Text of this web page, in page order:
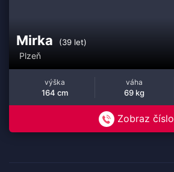
Mirka (39 let)
Plzeň
výška
164 cm
váha
69 kg
Zobraz číslo